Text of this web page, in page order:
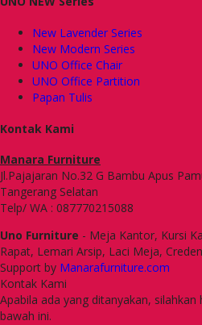
New Lavender Series
New Modern Series
UNO Office Chair
UNO Office Partition
Papan Tulis
Kontak Kami
Manara Furniture
Jl.Pajajaran No.32 G Bambu Apus
Tangerang Selatan
Telp/ WA : 087770215088
Uno Furniture - Meja Kantor, Kursi
Rapat, Lemari Arsip, Laci Meja,
Support by Manarafurniture.com
Kontak Kami
Apabila ada yang ditanyakan,
bawah ini.